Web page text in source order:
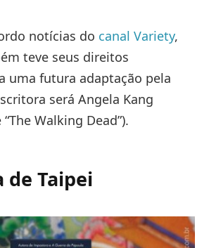
notícias do canal Variety,
teve seus direitos
uma futura adaptação pela
será Angela Kang
Walking Dead”).
de Taipei